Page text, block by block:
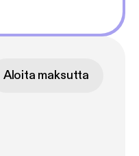
Aloita maksutta